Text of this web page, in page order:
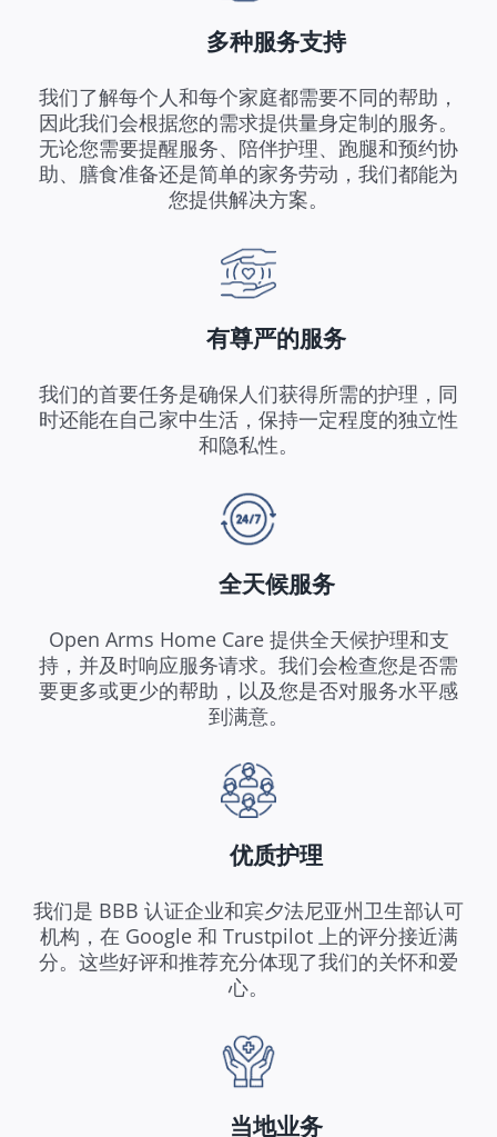
多种服务支持
我们了解每个人和每个家庭都需要不同的帮助，
因此我们会根据您的需求提供量身定制的服务。
无论您需要提醒服务、陪伴护理、跑腿和预约协
助、膳食准备还是简单的家务劳动，我们都能为
您提供解决方案。
有尊严的服务
我们的首要任务是确保人们获得所需的护理，同
时还能在自己家中生活，保持一定程度的独立性
和隐私性。
全天候服务
Open Arms Home Care 提供全天候护理和支
持，并及时响应服务请求。我们会检查您是否需
要更多或更少的帮助，以及您是否对服务水平感
到满意。
优质护理
我们是 BBB 认证企业和宾夕法尼亚州卫生部认可
机构，在 Google 和 Trustpilot 上的评分接近满
分。这些好评和推荐充分体现了我们的关怀和爱
心。
当地业务